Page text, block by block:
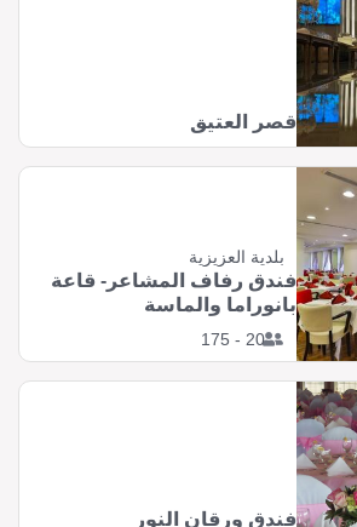
قصر العتيق
بلدية العزيزية
20 - 175
فندق رفاف المشاعر- قاعة
بانوراما والماسة
فندق ورقان النور